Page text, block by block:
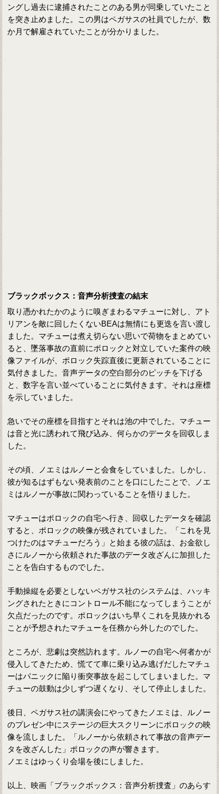
ングし過去に逮捕されたことのある男が同乗していたこと
を突き止めました。この男はペガサスの社員でしたが、数
か月で解雇されていたことが分かりました。
ブラックボックス：音声分析捜査の結末
取り憑かれたかのように嗅ぎまわるマチューに対し、アト
リアンを敵に回したくないBEAは無情にも更迭を言い渡し
ました。マチューは煮え切らない思いで荷物をまとめてい
ると、墜落事故の直前にポロックと対立していた案件の映
像ファイルが、ポロック失踪直後に更新されていることに
気付きました。音声データの空白部分のピッチを下げる
と、数字を言い並べていることに気付きます。それは座標
を示していました。
急いでその座標を目指すとそれは池の中でした。マチュー
は音と光に誘われて飛び込み、何らかのデータを回収しま
した。
その頃、ノエミはルノーと会食をしていました。しかし、
彼が知るはずもない発表前のことを口にしたことで、ノエ
ミはルノーが事故に関わっていることを悟りました。
マチューはポロックの自宅へ行き、回収したデータを確認
すると、ポロックの映像が残されていました。「これを見
つけたのはマチューだろう」と始まる彼の話は、お金欲し
さにルノーから依頼された事故のデータ改ざんに加担した
ことを告白するものでした。
手動操縦を必要としないペガサス社のシステムは、ハッキ
ングされたときにコントロール不能になってしまうことが
欠点だったのです。ポロックはいち早くこれを見抜かれる
ことが予想されたマチューを任務から外したのでした。
ところが、悲劇は突然訪れます。ルノーの自宅へ何者かが
侵入してきたため、慌てて車に乗り込み逃げだしたマチュ
ーはパニックに陥り衝突事故を起こしてしまいました。マ
チューの鼓動は少しずつ遅くなり、そして停止しました。
後日、ペガサス社の講演会にやってきたノエミは、ルノー
のプレゼン中にステージの巨大スクリーンにポロックの映
像を流しました。「ルノーから依頼されて事故の音声デー
タを改ざんした」ポロックの声が響きます。
ノエミはゆっくり会場を後にしました。
以上、映画「ブラックボックス：音声分析捜査」のあらす